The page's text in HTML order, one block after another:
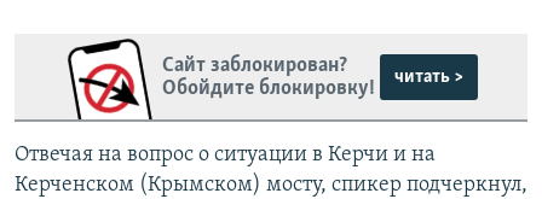
Сайт заблокирован?
Обойдите блокировку!
читать >
Отвечая на вопрос о ситуации в Керчи и на
Керченском (Крымском) мосту, спикер подчеркнул,